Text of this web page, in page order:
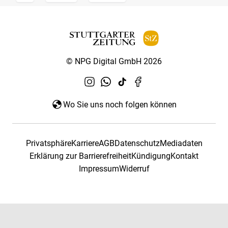
© NPG Digital GmbH 2026
Wo Sie uns noch folgen können
PrivatsphäreKarriereAGBDatenschutzMediadaten
Erklärung zur BarrierefreiheitKündigungKontakt
ImpressumWiderruf